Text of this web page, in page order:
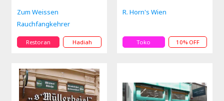
Zum Weissen
Rauchfangkehrer
Restoran Hadiah
R. Horn's Wien
Toko 10% OFF